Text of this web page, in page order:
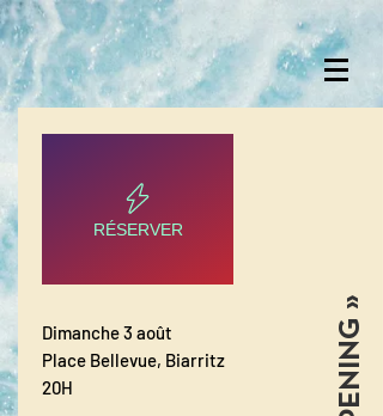
RÉSERVER
Dimanche 3 août
Place Bellevue, Biarritz
20H